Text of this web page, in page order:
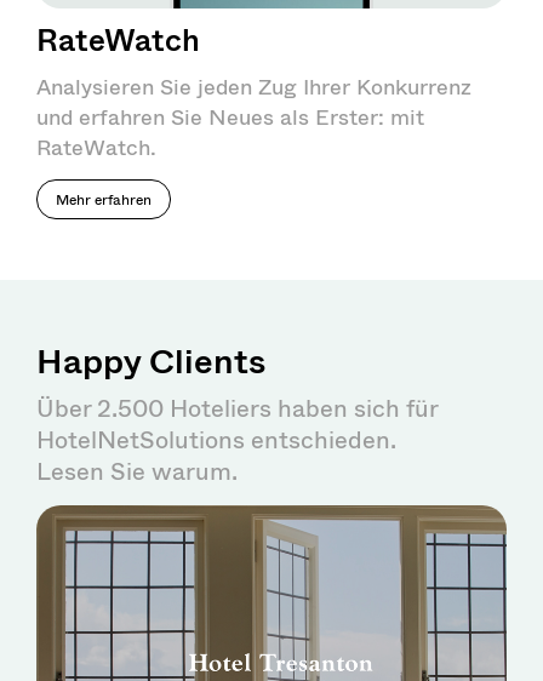
RateWatch
Analysieren Sie jeden Zug Ihrer Konkurrenz
und erfahren Sie Neues als Erster: mit
RateWatch.
Mehr erfahren
Happy Clients
Über 2.500 Hoteliers haben sich für
HotelNetSolutions entschieden.
Lesen Sie warum.